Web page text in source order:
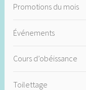
Promotions du mois
Événements
Cours d’obéissance
Toilettage